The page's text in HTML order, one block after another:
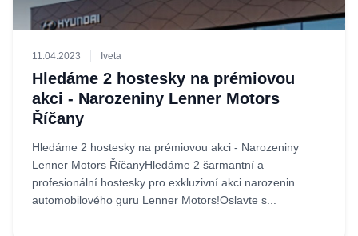
11.04.2023 Iveta
Hledáme 2 hostesky na prémiovou
akci - Narozeniny Lenner Motors
Říčany
Hledáme 2 hostesky na prémiovou akci - Narozeniny
Lenner Motors ŘíčanyHledáme 2 šarmantní a
profesionální hostesky pro exkluzivní akci narozenin
automobilového guru Lenner Motors!Oslavte s...